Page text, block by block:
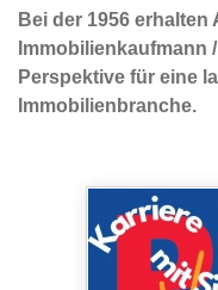
Bei der 1956
Immobilienkaufmann
Perspektive für eine
Immobilienbranche.